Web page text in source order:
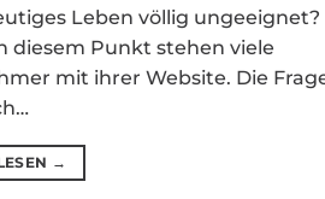
Leben völlig ungeeignet?
diesem Punkt stehen viele
mit ihrer Website. Die
→